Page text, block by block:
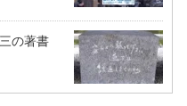
の著書